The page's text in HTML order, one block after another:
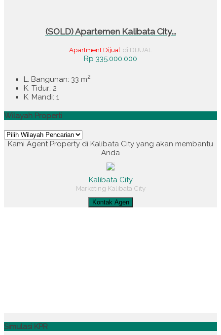
(SOLD) Apartemen Kalibata City...
Apartment Dijual di DIJUAL
Rp 335.000.000
L. Bangunan: 33 m2
K. Tidur: 2
K. Mandi: 1
Wilayah Properti
Kami Agent Property di Kalibata City yang akan membantu
Anda
Kalibata City
Marketing Kalibata City
Kontak Agen
Simulasi KPR